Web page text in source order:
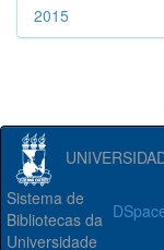
2015
Sistema de
Bibliotecas da
Universidade